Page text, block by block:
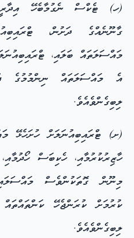
(ހ) ޓެކްސް ނެގުމާބެހޭ
ގާނޫނެއްގެ ދަށުން،
މައްސަލަތައް ބަލައި،
އެ މައްސަލަތައް ނިންމުމުގެ
ލިބިގެންވެއެވެ.
(ށ) ޓްރައިބިއުނަލަށް ހުށަހެޅޭ
ހާޒިރުކުރުމާއި، ހެކިބަސް
މިނޫން ގޮތަކުންވެސް
ކުރުމަށް ކުރަންޖެހޭ
ލިބިގެންވެއެވެ.